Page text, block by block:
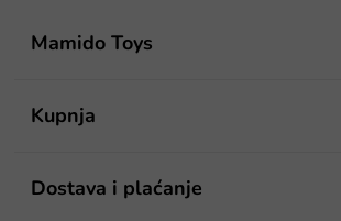
Mamido Toys
Kupnja
Dostava i plaćanje